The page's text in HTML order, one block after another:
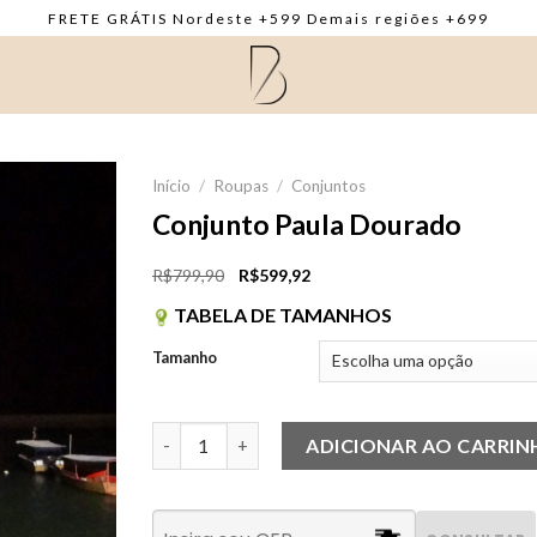
FRETE GRÁTIS Nordeste +599 Demais regiões +699
Início / Roupas / Conjuntos
Conjunto Paula Dourado
R$799,90
O
original
R$799,90.
R$599,92O
atual
R$599,92.
TABELA DE TAMANHOS
Tamanho
ADICIONAR AO